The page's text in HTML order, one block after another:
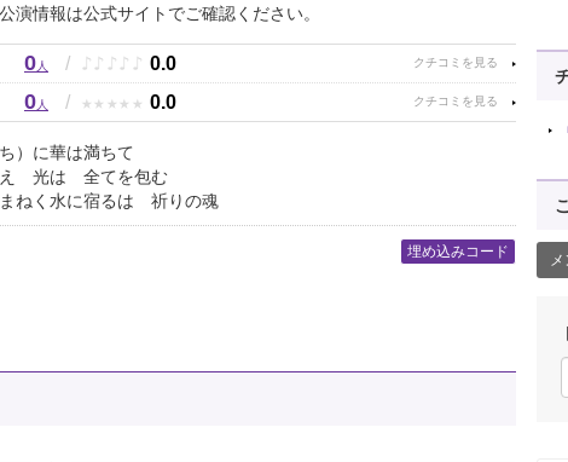
演情報は公式サイトでご確認ください。
0人 / ♪ ♪ ♪ ♪ ♪ 0.0
0人 / ★ ★ ★ ★ ★ 0.0
）に華は満ちて
は 全てを包む
に宿るは 祈りの魂
埋め込みコード